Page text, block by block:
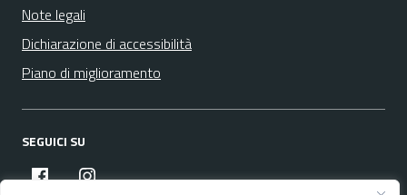
Note legali
Dichiarazione di accessibilità
Piano di miglioramento
SEGUICI SU
facebookinstagram